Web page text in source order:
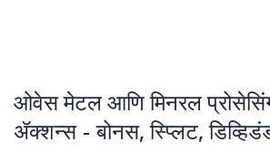
ओवेस मेटल आणि मिनरल प्रोसेसिंग
ॲक्शन्स - बोनस, स्प्लिट,